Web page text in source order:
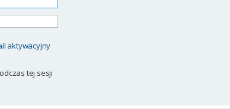
aktywacyjny
tej sesji